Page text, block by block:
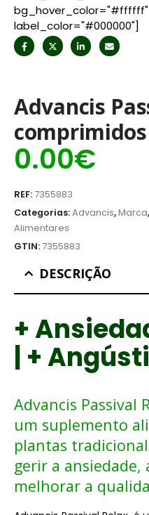
label_color="#000000"]
Advancis
comprimidos
0.00€
REF: 7355883
Categorias:Advancis,Marca,
Alimentares
GTIN: 7355883
DESCRIÇÃO
+
| +
Advancis Passival
um suplemento
plantas
gerir a ansiedade,
melhorar a